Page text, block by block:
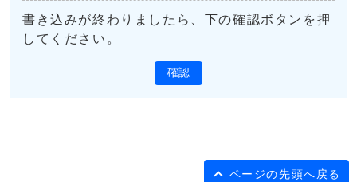
書き込みが終わりましたら、下の確認ボタンを押
してください。
確認
ページの先頭へ戻る